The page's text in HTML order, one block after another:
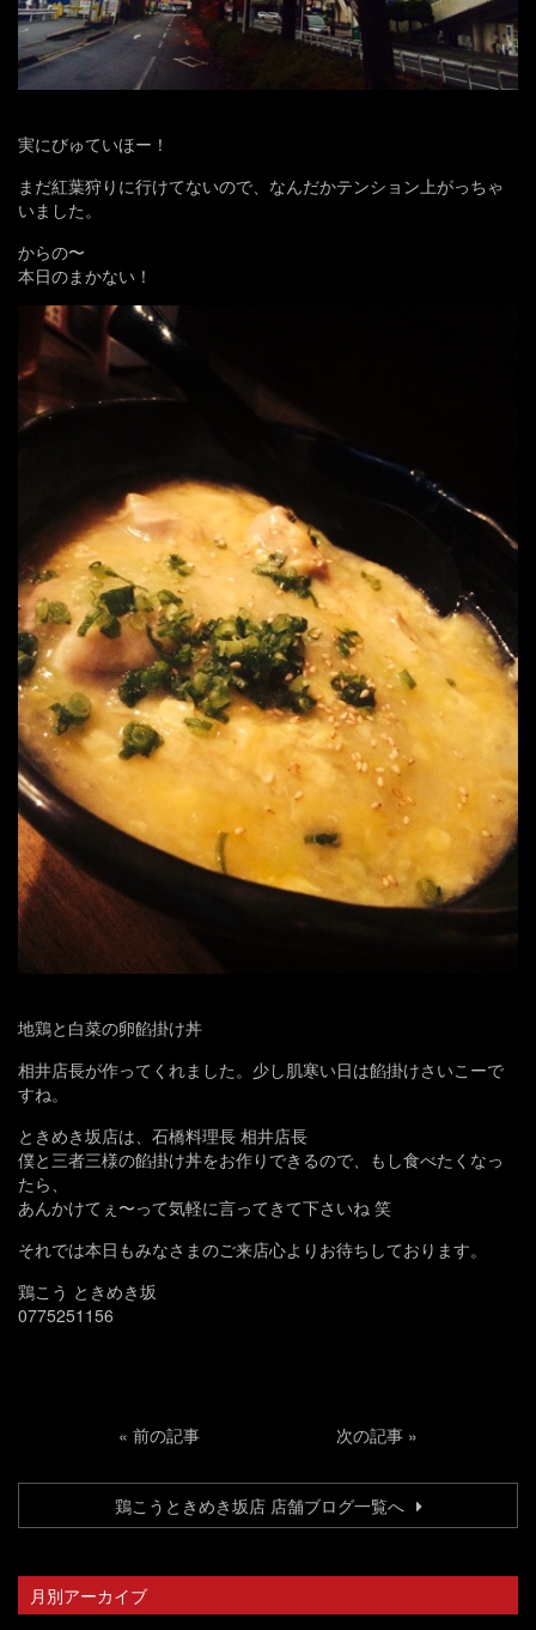
実にびゅていほー！
まだ紅葉狩りに行けてないので、なんだかテンション上がっちゃ
いました。
からの〜
本日のまかない！
地鶏と白菜の卵餡掛け丼
相井店長が作ってくれました。少し肌寒い日は餡掛けさいこーで
すね。
ときめき坂店は、石橋料理長 相井店長
僕と三者三様の餡掛け丼をお作りできるので、もし食べたくなっ
たら、
あんかけてぇ〜って気軽に言ってきて下さいね 笑
それでは本日もみなさまのご来店心よりお待ちしております。
鶏こう ときめき坂
0775251156
« 前の記事 次の記事 »
鶏こうときめき坂店 店舗ブログ一覧へ
月別アーカイブ